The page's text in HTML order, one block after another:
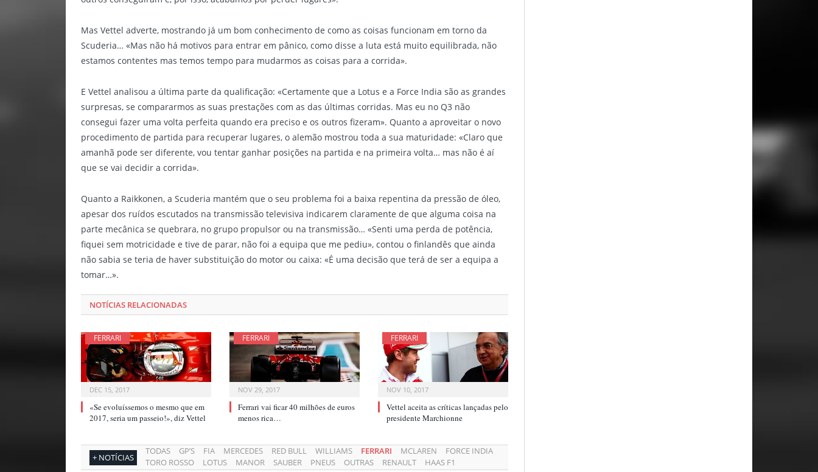
Mas Vettel adverte, mostrando já um bom conhecimento de como as coisas funcionam em torno da
Scuderia… «Mas não há motivos para entrar em pânico, como disse a luta está muito equilibrada, não
estamos contentes mas temos tempo para mudarmos as coisas para a corrida».
E Vettel analisou a última parte da qualificação: «Certamente que a Lotus e a Force India são as grandes
surpresas, se compararmos as suas prestações com as das últimas corridas. Mas eu no Q3 não
consegui fazer uma volta perfeita quando era preciso e os outros fizeram». Quanto a aproveitar o novo
procedimento de partida para recuperar lugares, o alemão mostrou toda a sua maturidade: «Claro que
amanhã pode ser diferente, vou tentar ganhar posições na partida e na primeira volta… mas não é aí
que se vai decidir a corrida».
Quanto a Raikkonen, a Scuderia mantém que o seu problema foi a baixa repentina da pressão de óleo,
apesar dos ruídos escutados na transmissão televisiva indicarem claramente de que alguma coisa na
parte mecânica se quebrara, no grupo propulsor ou na transmissão… «Senti uma perda de potência,
fiquei sem motricidade e tive de parar, não foi a equipa que me pediu», contou o finlandês que ainda
não sabia se teria de haver substituição do motor ou caixa: «É uma decisão que terá de ser a equipa a
tomar…».
NOTÍCIAS RELACIONADAS
FERRARI
DEC 15, 2017
«Se evoluíssemos o mesmo que em
2017, seria um passeio!», diz Vettel
FERRARI
NOV 29, 2017
Ferrari vai ficar 40 milhões de euros
menos rica…
FERRARI
NOV 10, 2017
Vettel aceita as críticas lançadas pelo
presidente Marchionne
+ NOTÍCIAS
TODAS GP’S FIA MERCEDES RED BULL WILLIAMS FERRARI MCLAREN
FORCE INDIA
TORO ROSSO
LOTUS MANOR SAUBER PNEUS OUTRAS RENAULT HAAS F1